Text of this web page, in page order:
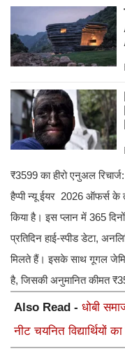
₹3599 का हीरो एनुअल
हैप्पी न्यू ईयर 2026 ऑफर्स के
किया है। इस प्लान में 365
प्रतिदिन हाई-स्पीड डेटा,
मिलते हैं। इसके साथ गूगल
है, जिसकी अनुमानित कीमत
Also Read - धोबी
नीट चयनित विद्यार्थियों